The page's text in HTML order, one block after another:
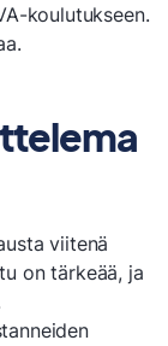
koulutukseen.
viitenä
on tärkeää, ja